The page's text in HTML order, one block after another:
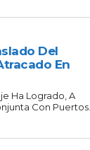
Del
En
Ha Logrado, A
Con Puertos...